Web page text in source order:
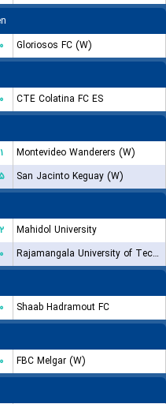
۰
Gloriosos FC (W)
۰
CTE Colatina FC ES
۱
Montevideo Wanderers (W)
۵
San Jacinto Keguay (W)
۲
Mahidol University
۰
Rajamangala University of Technology Rattanakosin FC
۰
Shaab Hadramout FC
۰
FBC Melgar (W)